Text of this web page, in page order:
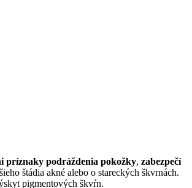
príznaky podráždenia pokožky, zabezpečí
štádia akné alebo o stareckých škvrnách.
pigmentových škvŕn.